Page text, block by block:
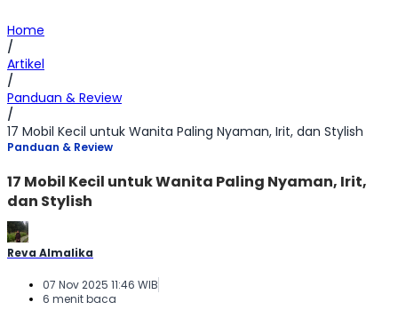
Home
/
Artikel
/
Panduan & Review
/
17 Mobil Kecil untuk Wanita Paling Nyaman, Irit, dan Stylish
Panduan & Review
17 Mobil Kecil untuk Wanita Paling Nyaman, Irit,
dan Stylish
Reva Almalika
07 Nov 2025 11:46 WIB
6 menit baca